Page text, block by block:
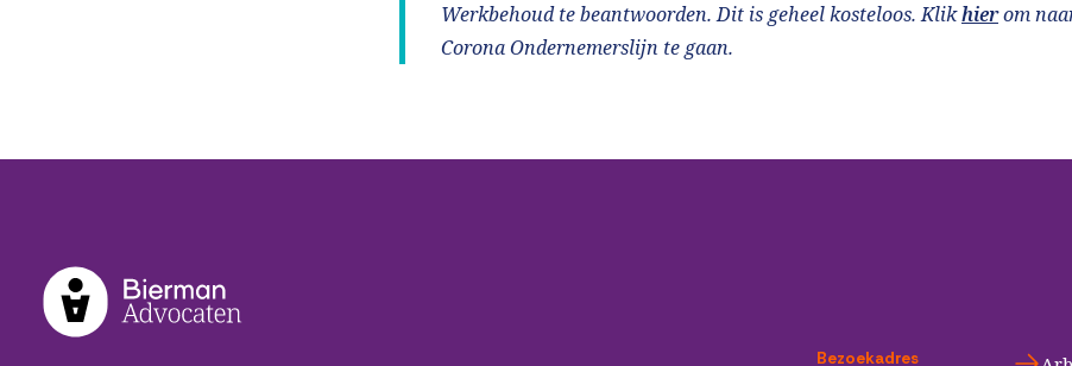
Werkbehoud te beantwoorden. Dit is geheel kosteloos. Klikhierom
Corona Ondernemerslijn te gaan.
Bezoekadres